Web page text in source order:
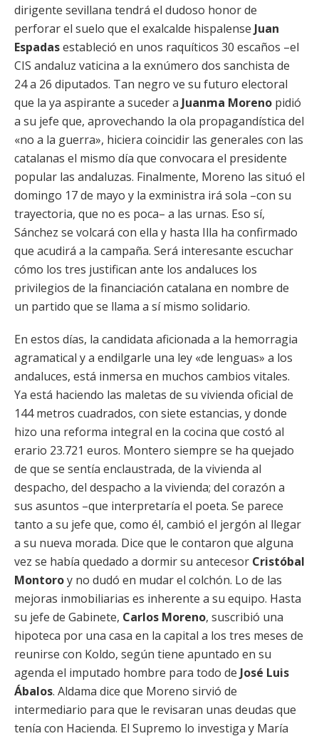
dirigente sevillana tendrá el dudoso honor de
perforar el suelo que el exalcalde hispalense Juan
Espadasestableció en unos raquíticos 30 escaños –el
CIS andaluz vaticina a la exnúmero dos sanchista de
24 a 26 diputados. Tan negro ve su futuro electoral
que la ya aspirante a suceder a Juanma Moreno pidió
a su jefe que, aprovechando la ola propagandística del
«no a la guerra», hiciera coincidir las generales con las
catalanas el mismo día que convocara el presidente
popular las andaluzas. Finalmente, Moreno las situó el
domingo 17 de mayo y la exministra irá sola –con su
trayectoria, que no es poca– a las urnas. Eso sí,
Sánchez se volcará con ella y hasta Illa ha confirmado
que acudirá a la campaña. Será interesante escuchar
cómo los tres justifican ante los andaluces los
privilegios de la financiación catalana en nombre de
un partido que se llama a sí mismo solidario.
En estos días, la candidata aficionada a la hemorragia
agramatical y a endilgarle una ley «de lenguas» a los
andaluces, está inmersa en muchos cambios vitales.
Ya está haciendo las maletas de su vivienda oficial de
144 metros cuadrados, con siete estancias, y donde
hizo una reforma integral en la cocina que costó al
erario 23.721 euros. Montero siempre se ha quejado
de que se sentía enclaustrada, de la vivienda al
despacho, del despacho a la vivienda; del corazón a
sus asuntos –que interpretaría el poeta. Se parece
tanto a su jefe que, como él, cambió el jergón al llegar
a su nueva morada. Dice que le contaron que alguna
vez se había quedado a dormir su antecesor Cristóbal
Montoroy no dudó en mudar el colchón. Lo de las
mejoras inmobiliarias es inherente a su equipo. Hasta
su jefe de Gabinete, Carlos Moreno, suscribió una
hipoteca por una casa en la capital a los tres meses de
reunirse con Koldo, según tiene apuntado en su
agenda el imputado hombre para todo de José Luis
Ábalos. Aldama dice que Moreno sirvió de
intermediario para que le revisaran unas deudas que
tenía con Hacienda. El Supremo lo investiga y María